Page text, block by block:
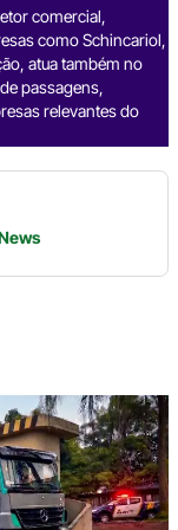
comercial,
como Schincariol,
atua também no
passagens,
relevantes do